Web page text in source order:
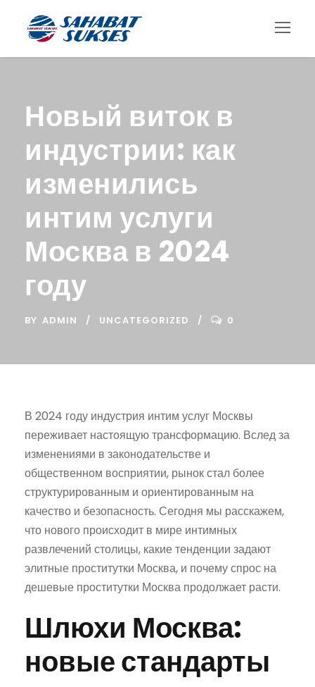
Новый виток в
индустрии: как
изменились
интим услуги
Москва в 2024
году
BY ADMIN UNCATEGORIZED 0
В 2024 году индустрия интим услуг Москвы
переживает настоящую трансформацию. Вслед за
изменениями в законодательстве и
общественном восприятии, рынок стал более
структурированным и ориентированным на
качество и безопасность. Сегодня мы расскажем,
что нового происходит в мире интимных
развлечений столицы, какие тенденции задают
элитные проститутки Москва, и почему спрос на
дешевые проститутки Москва продолжает расти.
Шлюхи Москва:
новые стандарты